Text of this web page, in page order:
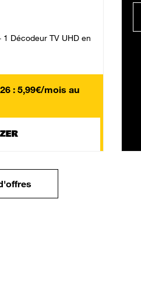
1 Décodeur TV UHD en
: 5,99€/mois au